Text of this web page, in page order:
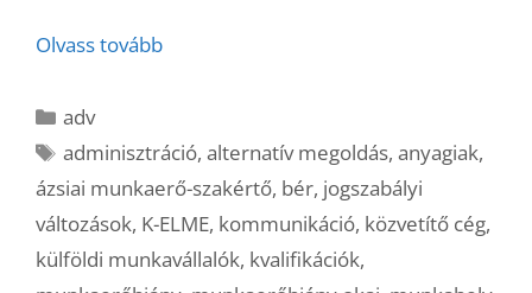
Olvass tovább
Kategória
adv
Címkék
adminisztráció,alternatív megoldás,anyagiak,
ázsiai munkaerő-szakértő, bér, jogszabályi
változások, K-ELME, kommunikáció, közvetítő cég,
külföldi munkavállalók, kvalifikációk,